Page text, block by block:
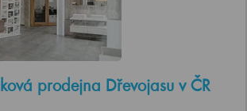
prodejna Dřevojasu v ČR